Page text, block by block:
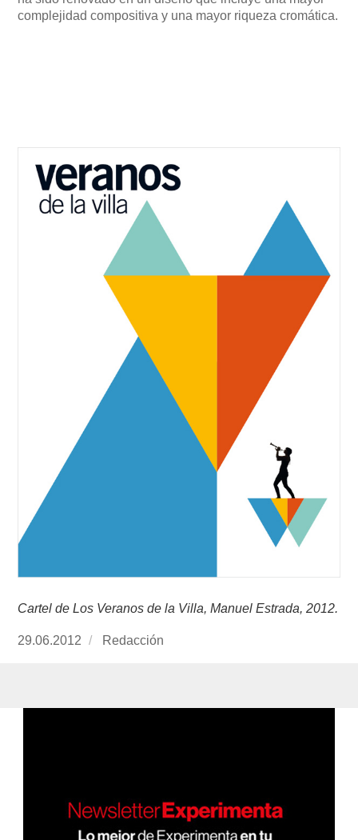
complejidad compositiva y una mayor riqueza cromática.
Cartel de Los Veranos de la Villa, Manuel Estrada, 2012.
Publicado
29.06.2012 https://www.experimenta.es/author/redaccion/
Redacción